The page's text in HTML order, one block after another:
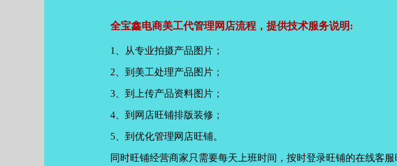
全宝鑫电商美工代管理网店流程，提供技术服务说明:
1、从专业拍摄产品图片；
2、到美工处理产品图片；
3、到上传产品资料图片；
4、到网店旺铺排版装修；
5、到优化管理网店旺铺。
同时旺铺经营商家只需要每天上班时间，按时登录旺铺的在线客